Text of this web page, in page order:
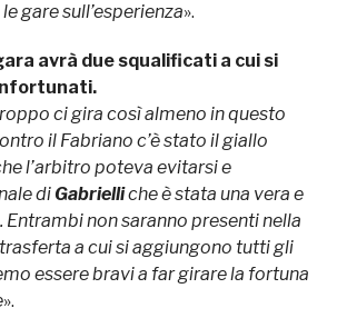
gare sull’esperienza».
avrà due squalificati a cui si
ci gira così almeno in questo
il Fabriano c’è stato il giallo
l’arbitro poteva evitarsi e
di Gabrielliche è stata una vera e
non saranno presenti nella
a cui si aggiungono tutti gli
essere bravi a far girare la fortuna
».